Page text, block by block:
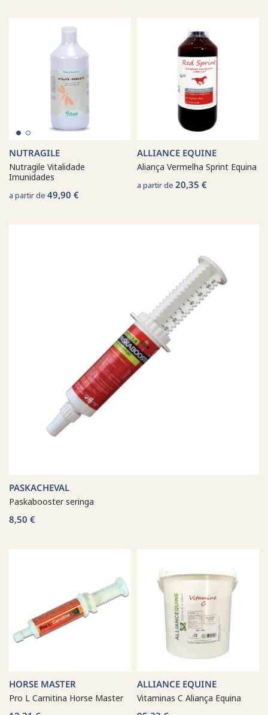
NUTRAGILE
Nutragile Vitalidade
Imunidades
a partir de 49,90 €
ALLIANCE EQUINE
Aliança Vermelha Sprint Equina
a partir de 20,35 €
PASKACHEVAL
Paskabooster seringa
8,50 €
HORSE MASTER
Pro L Carnitina Horse Master
ALLIANCE EQUINE
Vitaminas C Aliança Equina